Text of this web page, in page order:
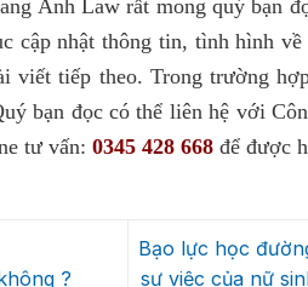
Anh Law rất mong quý bạn
cập nhật thông tin, tình hình
viết tiếp theo. Trong trường
bạn đọc có thể liên hệ với
tư vấn: 0345 428 668 để được
?
Bạo lực học
sự việc của nữ